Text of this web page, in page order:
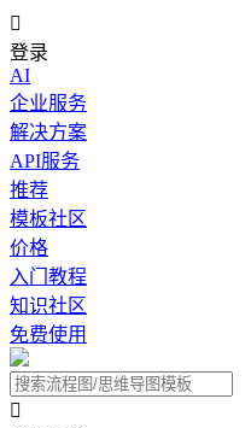

登录
AI
企业服务
解决方案
API服务
推荐
模板社区
价格
入门教程
知识社区
免费使用
